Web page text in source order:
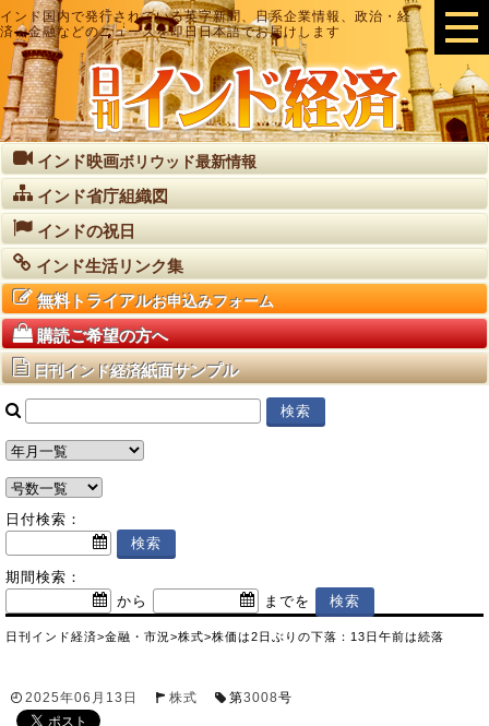
インド国内で発行されている英字新聞、日系企業情報、政治・経
済・金融などのニュースを即日日本語でお届けします
インド映画ボリウッド最新情報
インド省庁組織図
インドの祝日
インド生活リンク集
無料トライアルお申込みフォーム
購読ご希望の方へ
日刊インド経済紙面サンプル
日付検索：
期間検索：
から
までを
日刊インド経済>金融・市況 >株式>株価は2日ぶりの下落：13日午前は続落
2025年06月13日 株式 第3008号